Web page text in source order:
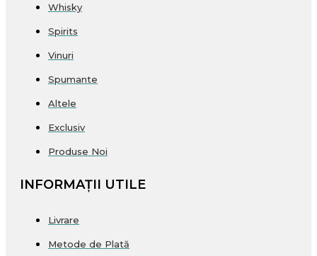
Whisky
Spirits
Vinuri
Spumante
Altele
Exclusiv
Produse Noi
INFORMAȚII UTILE
Livrare
Metode de Plată